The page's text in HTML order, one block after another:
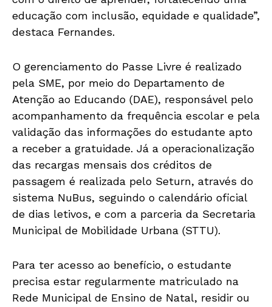
educação com inclusão, equidade e qualidade”,
destaca Fernandes.
O gerenciamento do Passe Livre é realizado
pela SME, por meio do Departamento de
Atenção ao Educando (DAE), responsável pelo
acompanhamento da frequência escolar e pela
validação das informações do estudante apto
a receber a gratuidade. Já a operacionalização
das recargas mensais dos créditos de
passagem é realizada pelo Seturn, através do
sistema NuBus, seguindo o calendário oficial
de dias letivos, e com a parceria da Secretaria
Municipal de Mobilidade Urbana (STTU).
Para ter acesso ao benefício, o estudante
precisa estar regularmente matriculado na
Rede Municipal de Ensino de Natal, residir ou